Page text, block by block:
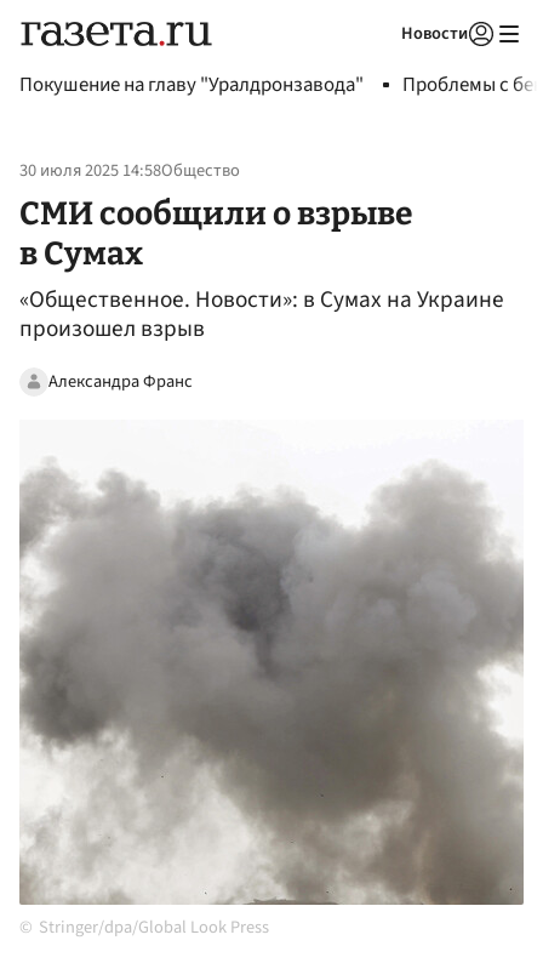
Новости
Покушение на главу "Уралдронзавода" Проблемы с
30 июля 2025 14:58Общество
СМИ сообщили о взрыве
в Сумах
«Общественное. Новости»: в Сумах на Украине
произошел взрыв
Александра Франс
Stringer/dpa/Global Look Press